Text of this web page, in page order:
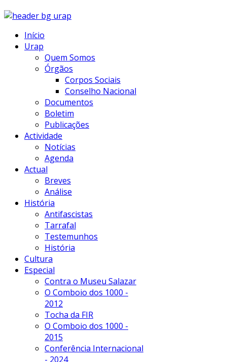
Início
Urap
Quem Somos
Órgãos
Corpos Sociais
Conselho Nacional
Documentos
Boletim
Publicações
Actividade
Notícias
Agenda
Actual
Breves
Análise
História
Antifascistas
Tarrafal
Testemunhos
História
Cultura
Especial
Contra o Museu Salazar
O Comboio dos 1000 -
2012
Tocha da FIR
O Comboio dos 1000 -
2015
Conferência Internacional
- 2024